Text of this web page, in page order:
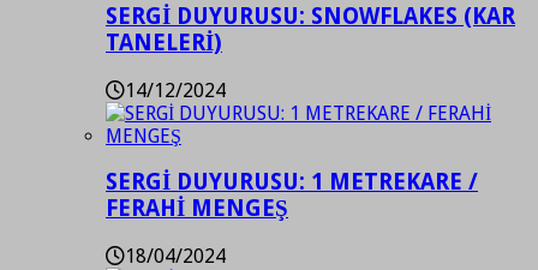
SERGİ DUYURUSU: SNOWFLAKES (KAR
TANELERİ)
14/12/2024
SERGİ DUYURUSU: 1 METREKARE /
FERAHİ MENGEŞ
18/04/2024